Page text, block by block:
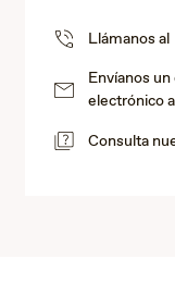
Llámanos
Envíanos
electrónico a
Consulta